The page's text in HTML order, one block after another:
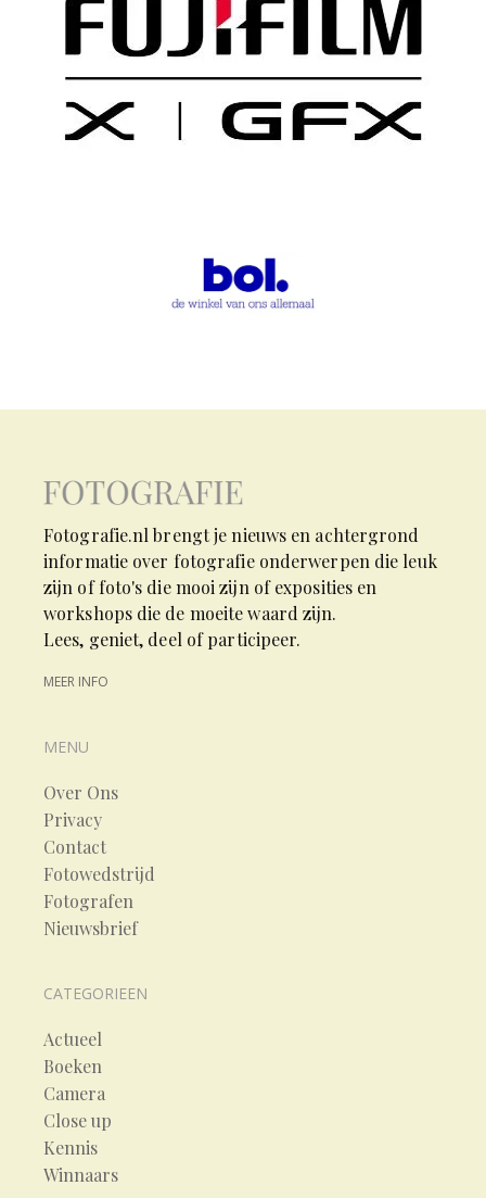
Fotografie.nl brengt je nieuws en achtergrond
informatie over fotografie onderwerpen die leuk
zijn of foto's die mooi zijn of exposities en
workshops die de moeite waard zijn.
Lees, geniet, deel of participeer.
MEER INFO
MENU
Over Ons
Privacy
Contact
Fotowedstrijd
Fotografen
Nieuwsbrief
CATEGORIEEN
Actueel
Boeken
Camera
Close up
Kennis
Winnaars